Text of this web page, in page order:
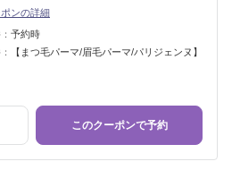
ンの詳細
予約時
【まつ毛パーマ/眉毛パーマ/パリジェンヌ】
このクーポンで予約